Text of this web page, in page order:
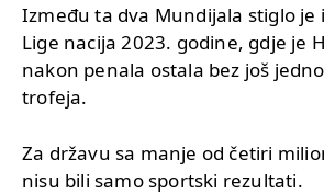
Između ta dva Mundijala stiglo je
Lige nacija 2023. godine, gdje je
nakon penala ostala bez još
trofeja.
Za državu sa manje od četiri
nisu bili samo sportski rezultati.